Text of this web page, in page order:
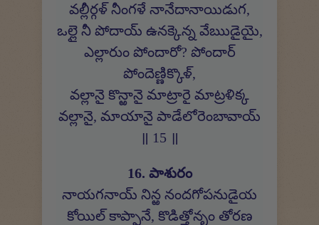
వల్లీర్గళ్ నీంగళే నానేదానాయిడుగ,
ఒల్లై నీ పోదాయ్ ఉనక్కెన్న వేఋడైయై,
ఎల్లారుం పోందారో? పోందార్
పోందెణ్ణిక్కొళ్,
వల్లానై కొన్ఱానై మాట్రారై మాట్రళిక్క
వల్లానై, మాయానై పాడేలోరెంబావాయ్
॥ 15 ॥
16. పాశురం
నాయగనాయ్ నిన్ఱ నందగోపనుడైయ
కోయిల్ కాప్పానే, కొడిత్తోనృం తోరణ